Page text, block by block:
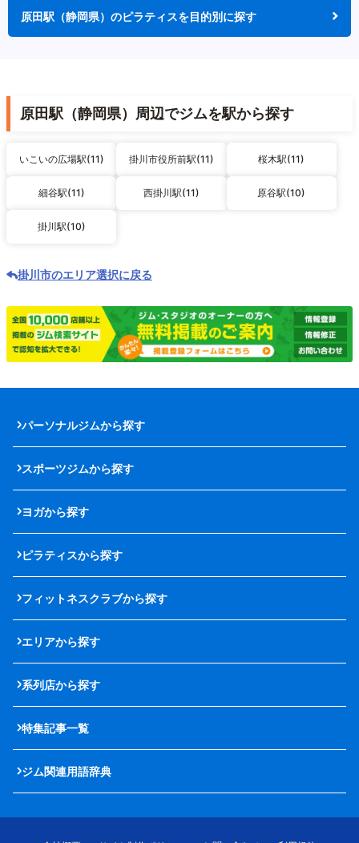
原田駅（静岡県）のピラティスを目的別に探す
原田駅（静岡県）周辺でジムを駅から探す
いこいの広場駅(11) 掛川市役所前駅(11) 桜木駅(11)
細谷駅(11) 西掛川駅(11) 原谷駅(10)
掛川駅(10)
掛川市のエリア選択に戻る
パーソナルジムから探す
スポーツジムから探す
ヨガから探す
ピラティスから探す
フィットネスクラブから探す
エリアから探す
系列店から探す
特集記事一覧
ジム関連用語辞典